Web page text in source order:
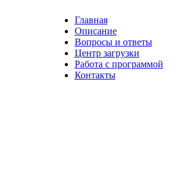
Главная
Описание
Вопросы и ответы
Центр загрузки
Работа с программой
Контакты